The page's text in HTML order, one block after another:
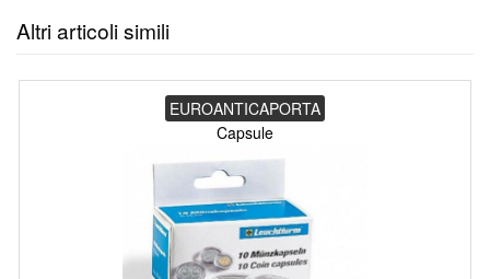
Altri articoli simili
EUROANTICAPORTA
Capsule